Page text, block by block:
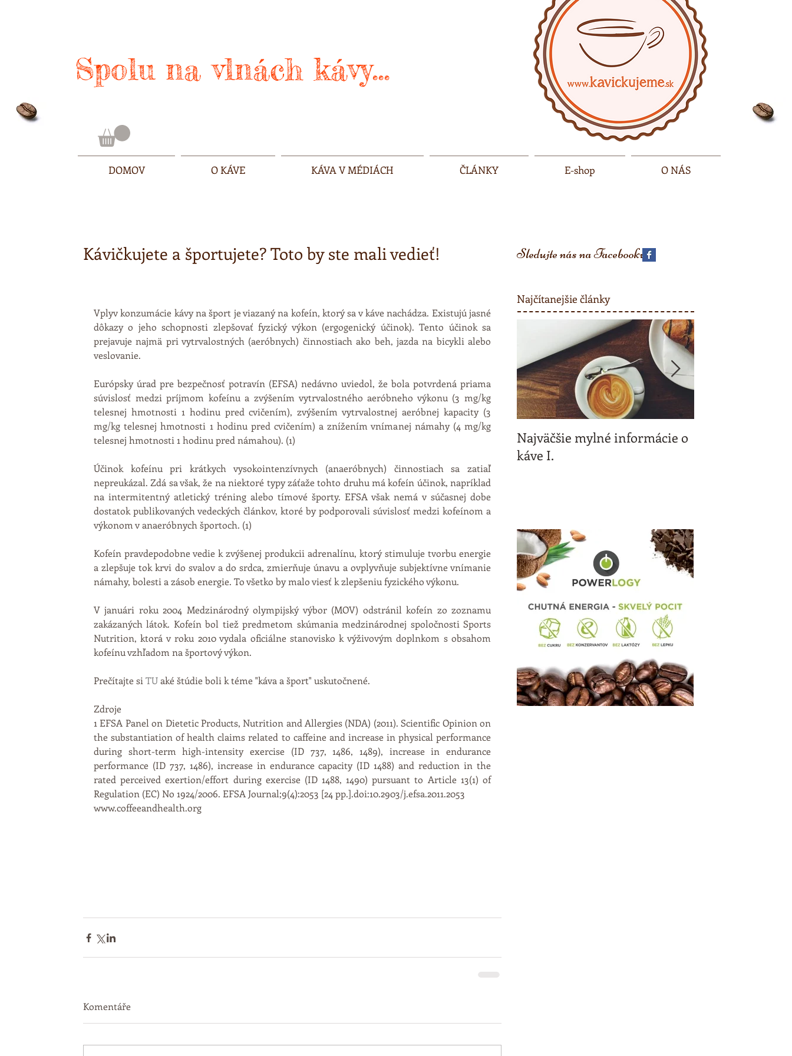
DOMOV O KÁVE KÁVA V MÉDIÁCH ČLÁNKY E-shop O NÁS
Spolu na vlnách kávy...
Kávičkujete a športujete? Toto by ste mali vedieť!
Vplyv konzumácie kávy na šport je viazaný na kofeín, ktorý sa v káve nachádza. Existujú jasné
dôkazy o jeho schopnosti zlepšovať fyzický výkon (ergogenický účinok). Tento účinok sa
prejavuje najmä pri vytrvalostných (aeróbnych) činnostiach ako beh, jazda na bicykli alebo
veslovanie.
Európsky úrad pre bezpečnosť potravín (EFSA) nedávno uviedol, že bola potvrdená priama
súvislosť medzi príjmom kofeínu a zvýšením vytrvalostného aeróbneho výkonu (3 mg/kg
telesnej hmotnosti 1 hodinu pred cvičením), zvýšením vytrvalostnej aeróbnej kapacity (3
mg/kg telesnej hmotnosti 1 hodinu pred cvičením) a znížením vnímanej námahy (4 mg/kg
telesnej hmotnosti 1 hodinu pred námahou). (1)
Účinok kofeínu pri krátkych vysokointenzívnych (anaeróbnych) činnostiach sa zatiaľ
nepreukázal. Zdá sa však, že na niektoré typy záťaže tohto druhu má kofeín účinok, napríklad
na intermitentný atletický tréning alebo tímové športy. EFSA však nemá v súčasnej dobe
dostatok publikovaných vedeckých článkov, ktoré by podporovali súvislosť medzi kofeínom a
výkonom v anaeróbnych športoch. (1)
Kofeín pravdepodobne vedie k zvýšenej produkcii adrenalínu, ktorý stimuluje tvorbu energie
a zlepšuje tok krvi do svalov a do srdca, zmierňuje únavu a ovplyvňuje subjektívne vnímanie
námahy, bolesti a zásob energie. To všetko by malo viesť k zlepšeniu fyzického výkonu.
V januári roku 2004 Medzinárodný olympijský výbor (MOV) odstránil kofeín zo zoznamu
zakázaných látok. Kofeín bol tiež predmetom skúmania medzinárodnej spoločnosti Sports
Nutrition, ktorá v roku 2010 vydala oficiálne stanovisko k výživovým doplnkom s obsahom
kofeínu vzhľadom na športový výkon.
Prečítajte si TU aké štúdie boli k téme "káva a šport" uskutočnené.
Zdroje
1 EFSA Panel on Dietetic Products, Nutrition and Allergies (NDA) (2011). Scientific Opinion on
the substantiation of health claims related to caffeine and increase in physical performance
during short-term high-intensity exercise (ID 737, 1486, 1489), increase in endurance
performance (ID 737, 1486), increase in endurance capacity (ID 1488) and reduction in the
rated perceived exertion/effort during exercise (ID 1488, 1490) pursuant to Article 13(1) of
Regulation (EC) No 1924/2006. EFSA Journal;9(4):2053 [24 pp.].doi:10.2903/j.efsa.2011.2053
www.coffeeandhealth.org
Komentáře
Sledujte nás naFacebooku
Najčítanejšie články
Najväčšie mylné informácie o
káve I.